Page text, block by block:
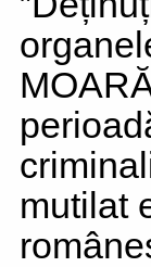
mutilat